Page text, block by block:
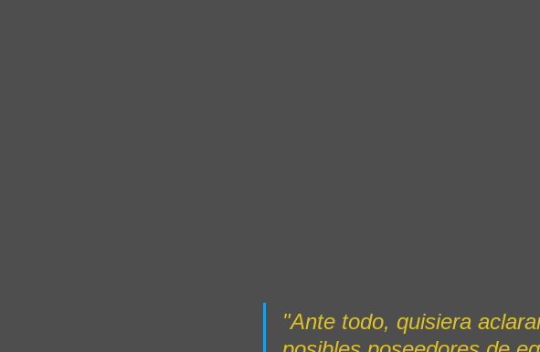
"Ante todo, quisiera